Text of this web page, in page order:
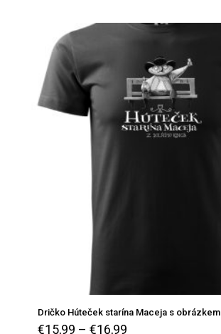
Dričko Húteček starína Maceja s obrázkem
€15,99 – €16,99